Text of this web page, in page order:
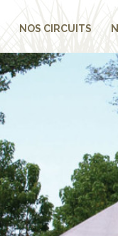
NOS CIRCUITS